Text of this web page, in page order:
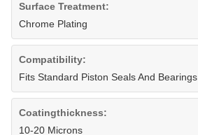
Surface Treatment:
Chrome Plating
Compatibility:
Fits Standard Piston Seals And Bearings
Coatingthickness:
10-20 Microns